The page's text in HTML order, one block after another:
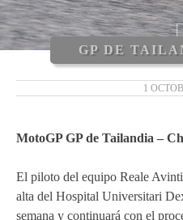
ERIC
GP DE
1
MotoGP GP de Tailandia –
El piloto del equipo Reale
alta del Hospital Universitari
semana y continuará con el